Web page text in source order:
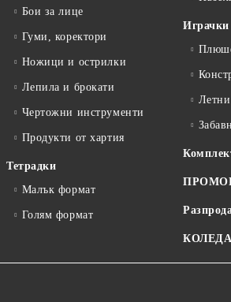
Бои за лице
Гуми, коректори
Ножици и острилки
Лепила и брокати
Чертожни инструменти
Продукти от хартия
Тетрадки
Малък формат
Голям формат
Играчки
Летни
КОЛЕДА